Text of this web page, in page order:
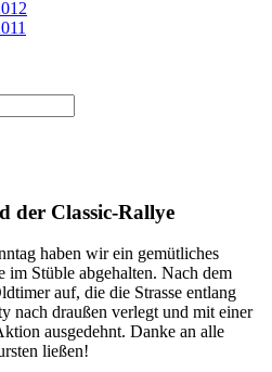
der Classic-Rallye
haben wir ein gemütliches
Stüble abgehalten. Nach dem
auf, die die Strasse entlang
nach draußen verlegt und mit einer
ausgedehnt. Danke an alle
ließen!